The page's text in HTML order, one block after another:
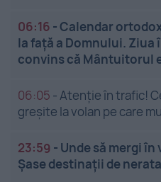
06:16 -Calendar
la față a Domnului.
convins că Mântuitorul
06:05 -Atenție în trafic!
greșite la volan pe care
23:59 - Unde să mergi în
Șase destinații de